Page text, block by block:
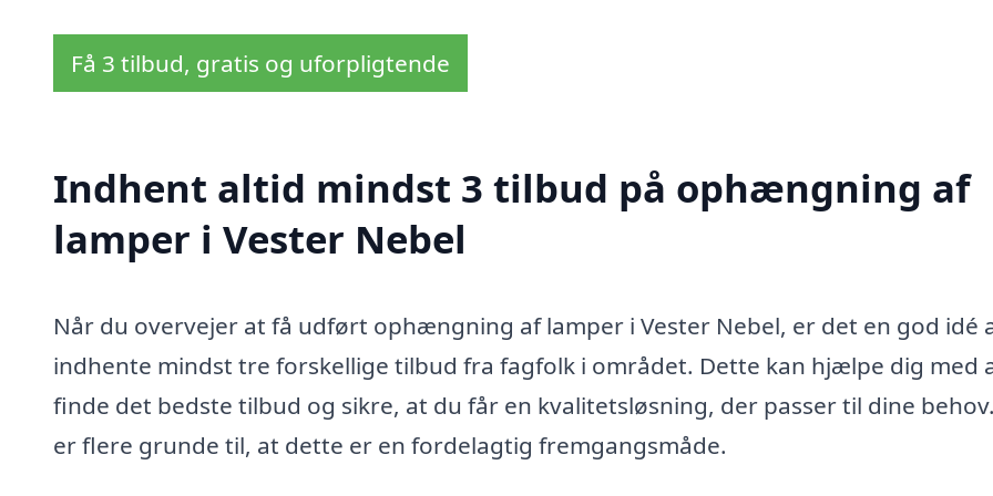
Få 3 tilbud, gratis og uforpligtende
Indhent altid mindst 3 tilbud på ophængning af
lamper i Vester Nebel
Når du overvejer at få udført ophængning af lamper i Vester Nebel, er det en god idé
indhente mindst tre forskellige tilbud fra fagfolk i området. Dette kan hjælpe dig med
finde det bedste tilbud og sikre, at du får en kvalitetsløsning, der passer til dine
er flere grunde til, at dette er en fordelagtig fremgangsmåde.